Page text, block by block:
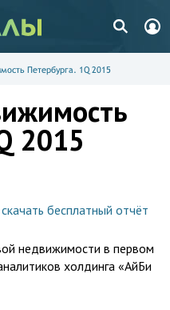
Петербурга. 1Q 2015
2015
бесплатный отчёт
недвижимости в первом
холдинга «АйБи